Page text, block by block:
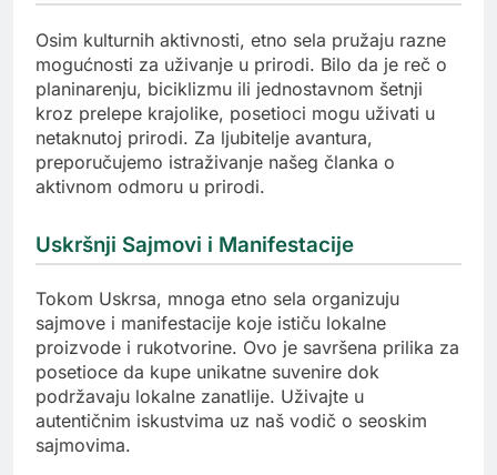
Osim kulturnih aktivnosti, etno sela pružaju razne
mogućnosti za uživanje u prirodi. Bilo da je reč o
planinarenju, biciklizmu ili jednostavnom šetnji
kroz prelepe krajolike, posetioci mogu uživati u
netaknutoj prirodi. Za ljubitelje avantura,
preporučujemo istraživanje našeg članka o
aktivnom odmoru u prirodi.
Uskršnji Sajmovi i Manifestacije
Tokom Uskrsa, mnoga etno sela organizuju
sajmove i manifestacije koje ističu lokalne
proizvode i rukotvorine. Ovo je savršena prilika za
posetioce da kupe unikatne suvenire dok
podržavaju lokalne zanatlije. Uživajte u
autentičnim iskustvima uz naš vodič o seoskim
sajmovima.